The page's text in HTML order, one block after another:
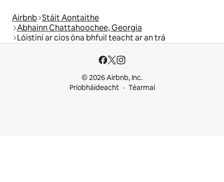
Airbnb Stáit Aontaithe
Abhainn Chattahoochee, Georgia
Lóistíní ar cíos óna bhfuil teacht ar an trá
© 2026 Airbnb, Inc.
Príobháideacht
Téarmaí